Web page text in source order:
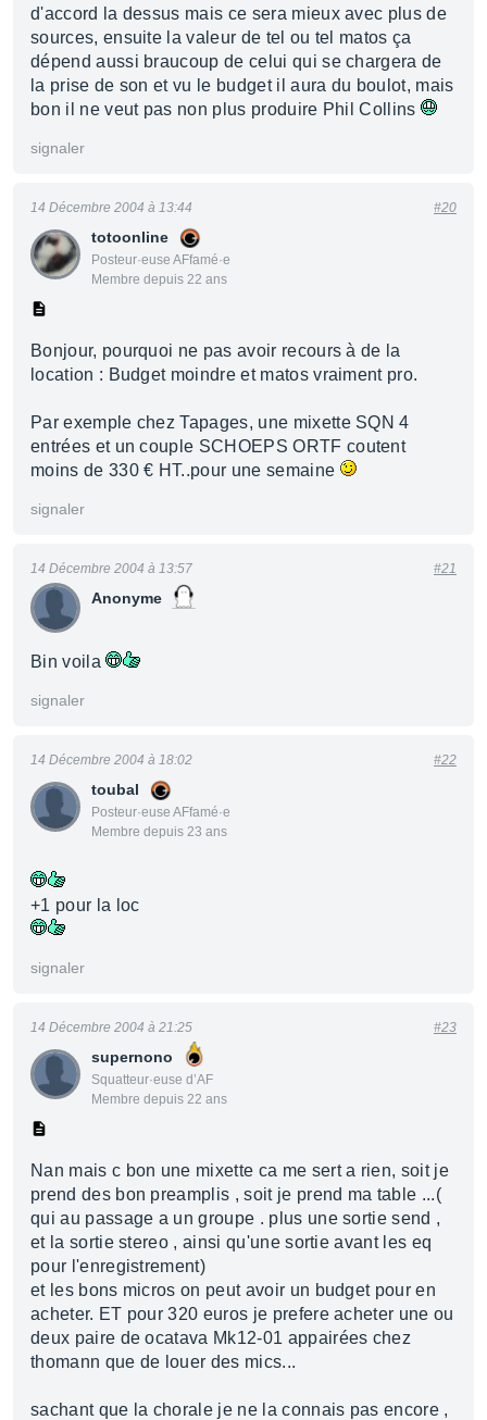
d'accord la dessus mais ce sera mieux avec plus de
sources, ensuite la valeur de tel ou tel matos ça
dépend aussi braucoup de celui qui se chargera de
la prise de son et vu le budget il aura du boulot, mais
bon il ne veut pas non plus produire Phil Collins
signaler
totoonline
Posteur·euse AFfamé·e
Membre depuis 22 ans
14 Décembre 2004 à 13:44 #20
Bonjour, pourquoi ne pas avoir recours à de la
location : Budget moindre et matos vraiment pro.
Par exemple chez Tapages, une mixette SQN 4
entrées et un couple SCHOEPS ORTF coutent
moins de 330 € HT..pour une semaine
signaler
Anonyme
14 Décembre 2004 à 13:57 #21
Bin voila
signaler
toubal
Posteur·euse AFfamé·e
Membre depuis 23 ans
14 Décembre 2004 à 18:02 #22
+1 pour la loc
signaler
supernono
Squatteur·euse d’AF
Membre depuis 22 ans
14 Décembre 2004 à 21:25 #23
Nan mais c bon une mixette ca me sert a rien, soit je
prend des bon preamplis , soit je prend ma table ...(
qui au passage a un groupe . plus une sortie send ,
et la sortie stereo , ainsi qu'une sortie avant les eq
pour l'enregistrement)
et les bons micros on peut avoir un budget pour en
acheter. ET pour 320 euros je prefere acheter une ou
deux paire de ocatava Mk12-01 appairées chez
thomann que de louer des mics...
sachant que la chorale je ne la connais pas encore ,